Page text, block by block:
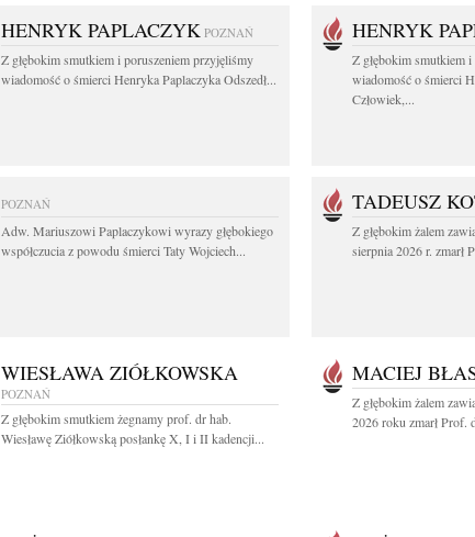
HENRYK PAPLACZYK POZNAŃ
Z głębokim smutkiem i poruszeniem przyjęliśmy
wiadomość o śmierci Henryka Paplaczyka Odszedł...
HENRYK
Z głębokim smutkiem
wiadomość o śmierci
Człowiek,...
POZNAŃ
Adw. Mariuszowi Paplaczykowi wyrazy głębokiego
współczucia z powodu śmierci Taty Wojciech...
TADEUSZ
Z głębokim żalem
sierpnia 2026 r. zmarł
WIESŁAWA ZIÓŁKOWSKA
POZNAŃ
Z głębokim smutkiem żegnamy prof. dr hab.
Wiesławę Ziółkowską posłankę X, I i II kadencji...
MACIEJ
Z głębokim żalem
2026 roku zmarł Prof.